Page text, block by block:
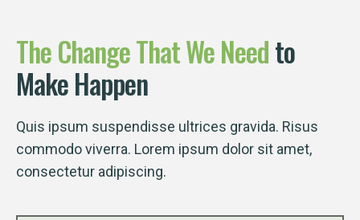
TheChangeThatWeNeedto
Make Happen
Quis ipsum suspendisse ultrices gravida. Risus
commodo viverra. Lorem ipsum dolor sit amet,
consectetur adipiscing.